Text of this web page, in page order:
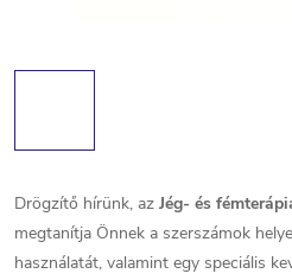
Drögzítő hírünk, az Jég- és
megtanítja Önnek a szerszámok
használatát, valamint egy speciális